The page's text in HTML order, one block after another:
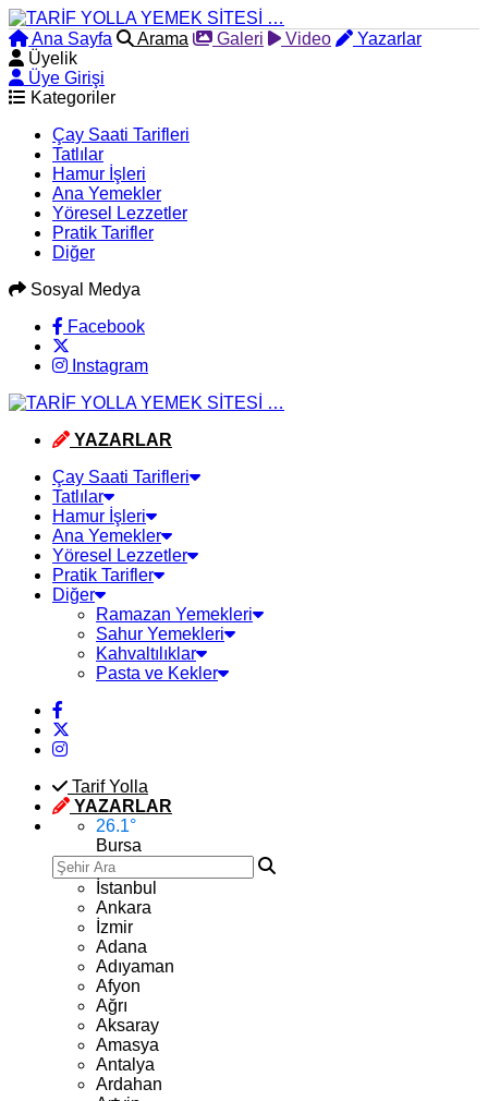
Ana Sayfa Arama Galeri Video
Yazarlar
Üyelik
Üye Girişi
Kategoriler
Çay Saati Tarifleri
Tatlılar
Hamur İşleri
Ana Yemekler
Yöresel Lezzetler
Pratik Tarifler
Diğer
Sosyal Medya
Facebook
Instagram
YAZARLAR
Çay Saati Tarifleri
Tatlılar
Hamur İşleri
Ana Yemekler
Yöresel Lezzetler
Pratik Tarifler
Diğer
Ramazan Yemekleri
Sahur Yemekleri
Kahvaltılıklar
Pasta ve Kekler
Tarif Yolla
YAZARLAR
26.1°
Bursa
İstanbul
Ankara
İzmir
Adana
Adıyaman
Afyon
Ağrı
Aksaray
Amasya
Antalya
Ardahan